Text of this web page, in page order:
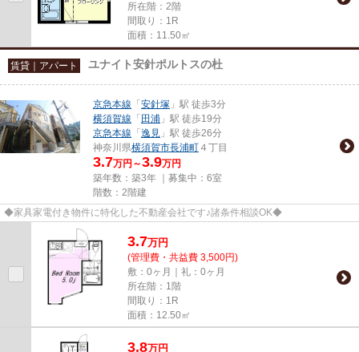
所在階：2階
間取り：1R
面積：11.50㎡
賃貸｜アパート ユナイト安針ポルトスの杜
京急本線 「 安針塚 」駅 徒歩3分
横須賀線 「 田浦 」駅 徒歩19分
京急本線 「 逸見 」駅 徒歩26分
神奈川県横須賀市長浦町 ４丁目
3.7万円～3.9万円
築年数：築3年 ｜募集中： 6室
階数：2階建
◆家具家電付き物件に特化した不動産会社です♪諸条件相談OK◆
3.7万円
(管理費・共益費 3,500円)
敷：0ヶ月｜礼：0ヶ月
所在階：1階
間取り：1R
面積：12.50㎡
3.8万円